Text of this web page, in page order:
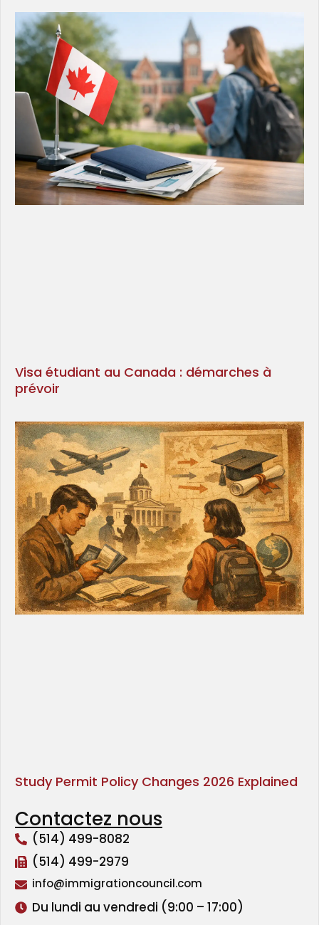
Visa étudiant au Canada : démarches à
prévoir
Study Permit Policy Changes 2026 Explained
Contactez nous
(514) 499-8082
(514) 499-2979
info@immigrationcouncil.com
Du lundi au vendredi (9:00 – 17:00)